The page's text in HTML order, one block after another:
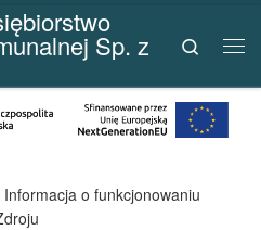
Sp. z
Search
Informacja o funkcjonowaniu